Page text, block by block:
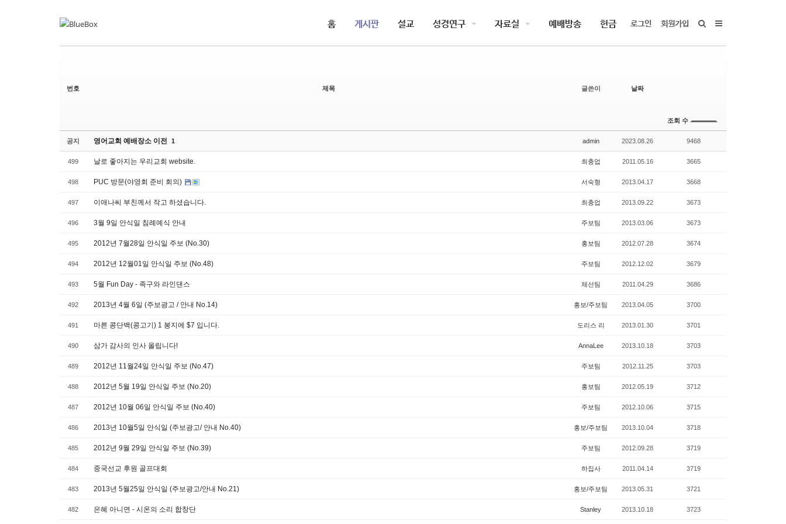
홈 게시판 설교 성경연구 자료실 예배방송 헌금 로그인 회원가입
번호 제목 글쓴이 날짜
조회 수
공지 영어교회 예배장소 이전 1 admin 2023.08.26 9468
499 날로 좋아지는 우리교회 website. 최충업 2011.05.16 3665
498 PUC 방문(야영회 준비 회의) 서숙형 2013.04.17 3668
497 이애나씨 부친께서 작고 하셨습니다. 최충업 2013.09.22 3673
496 3월 9일 안식일 침례예식 안내 주보팀 2013.03.06 3673
495 2012년 7월28일 안식일 주보 (No.30) 홍보팀 2012.07.28 3674
494 2012년 12월01일 안식일 주보 (No.48) 주보팀 2012.12.02 3679
493 5월 Fun Day - 족구와 라인댄스 체선팀 2011.04.29 3686
492 2013년 4월 6일 (주보광고 / 안내 No.14) 홍보/주보팀 2013.04.05 3700
491 마른 콩단백(콩고기) 1 봉지에 $7 입니다. 도리스 리 2013.01.30 3701
490 삼가 감사의 인사 올립니다! AnnaLee 2013.10.18 3703
489 2012년 11월24일 안식일 주보 (No.47) 주보팀 2012.11.25 3703
488 2012년 5월 19일 안식일 주보 (No.20) 홍보팀 2012.05.19 3712
487 2012년 10월 06일 안식일 주보 (No.40) 주보팀 2012.10.06 3715
486 2013년 10월5일 안식일 (주보광고/ 안내 No.40) 홍보/주보팀 2013.10.04 3718
485 2012년 9월 29일 안식일 주보 (No.39) 주보팀 2012.09.28 3719
484 중국선교 후원 골프대회 하집사 2011.04.14 3719
483 2013년 5월25일 안식일 (주보광고/안내 No.21) 홍보/주보팀 2013.05.31 3721
482 은혜 아니면 - 시온의 소리 합창단 Stanley 2013.10.18 3723
스케치북5
Sketchbook5,
스케치북5
스케치북5
Sketchbook5,
스케치북5